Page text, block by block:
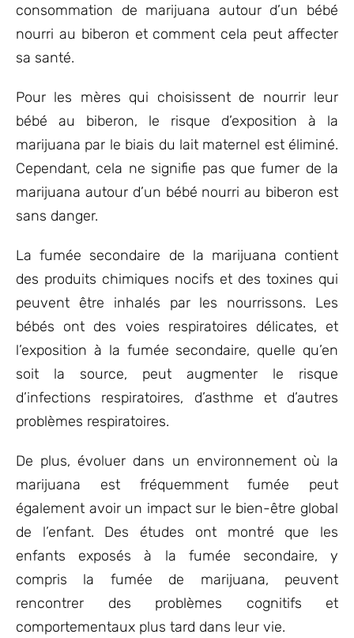
consommation de marijuana autour d’un bébé
nourri au biberon et comment cela peut affecter
sa santé.
Pour les mères qui choisissent de nourrir leur
bébé au biberon, le risque d’exposition à la
marijuana par le biais du lait maternel est éliminé.
Cependant, cela ne signifie pas que fumer de la
marijuana autour d’un bébé nourri au biberon est
sans danger.
La fumée secondaire de la marijuana contient
des produits chimiques nocifs et des toxines qui
peuvent être inhalés par les nourrissons. Les
bébés ont des voies respiratoires délicates, et
l’exposition à la fumée secondaire, quelle qu’en
soit la source, peut augmenter le risque
d’infections respiratoires, d’asthme et d’autres
problèmes respiratoires.
De plus, évoluer dans un environnement où la
marijuana est fréquemment fumée peut
également avoir un impact sur le bien-être global
de l’enfant. Des études ont montré que les
enfants exposés à la fumée secondaire, y
compris la fumée de marijuana, peuvent
rencontrer des problèmes cognitifs et
comportementaux plus tard dans leur vie.